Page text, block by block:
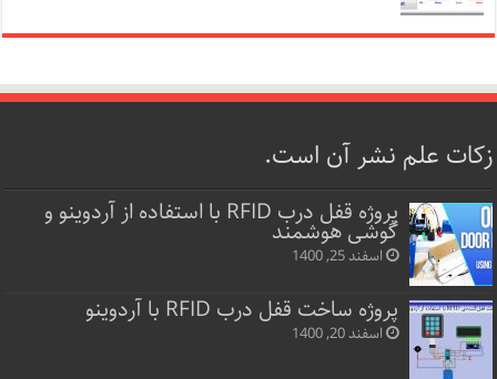
زکات علم نشر آن است.
پروژه قفل‌ درب RFID با استفاده از آردوینو و
گوشی هوشمند
اسفند 25, 1400
پروژه ساخت قفل‌ درب RFID با آردوینو
اسفند 20, 1400